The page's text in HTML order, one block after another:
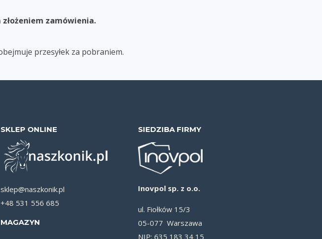
zamówienia.
przesyłek za pobraniem.
SKLEP ONLINE
sklep@naszkonik.pl
+48 531 556 685
MAGAZYN
SIEDZIBA FIRMY
Inovpol sp. z o.o.
ul. Fiołków 15/3
05-077 Warszawa
NIP: 635 183 34 15